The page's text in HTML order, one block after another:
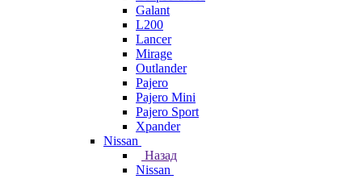
Galant
L200
Lancer
Mirage
Outlander
Pajero
Pajero Mini
Pajero Sport
Xpander
Nissan
Назад
Nissan